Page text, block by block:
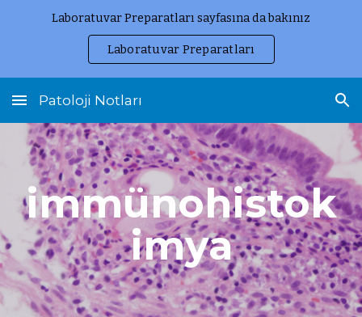
Laboratuvar Preparatları sayfasına da bakınız
Laboratuvar Preparatları
Patoloji Notları
immünohistok
imya